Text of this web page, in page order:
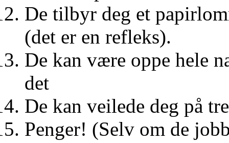
De tilbyr deg et
(det er en refleks).
De kan være oppe hele
det
De kan veilede deg på
Penger! (Selv om de